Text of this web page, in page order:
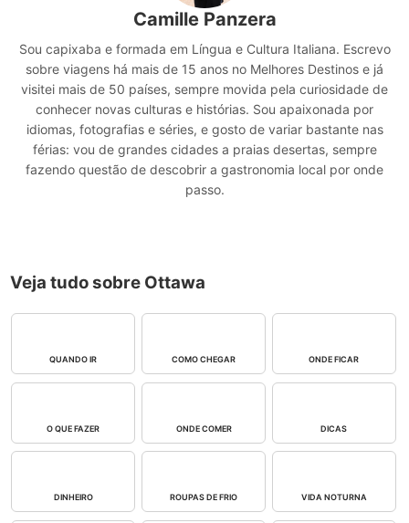
Camille Panzera
Sou capixaba e formada em Língua e Cultura Italiana. Escrevo
sobre viagens há mais de 15 anos no Melhores Destinos e já
visitei mais de 50 países, sempre movida pela curiosidade de
conhecer novas culturas e histórias. Sou apaixonada por
idiomas, fotografias e séries, e gosto de variar bastante nas
férias: vou de grandes cidades a praias desertas, sempre
fazendo questão de descobrir a gastronomia local por onde
passo.
Veja tudo sobre Ottawa
QUANDO IR COMO CHEGAR ONDE FICAR
O QUE FAZER ONDE COMER DICAS
DINHEIRO ROUPAS DE FRIO VIDA NOTURNA